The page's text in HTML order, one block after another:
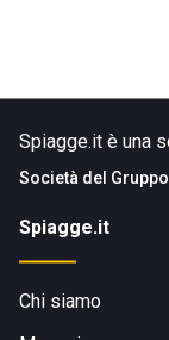
Spiagge.it è una
Società del
Spiagge.it
Chi siamo